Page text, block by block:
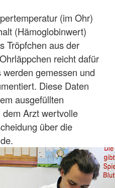
(im Ohr)
(Hämoglobinwert)
Tröpfchen aus der
reicht dafür
gemessen und
Diese Daten
ausgefüllten
Arzt wertvolle
über die